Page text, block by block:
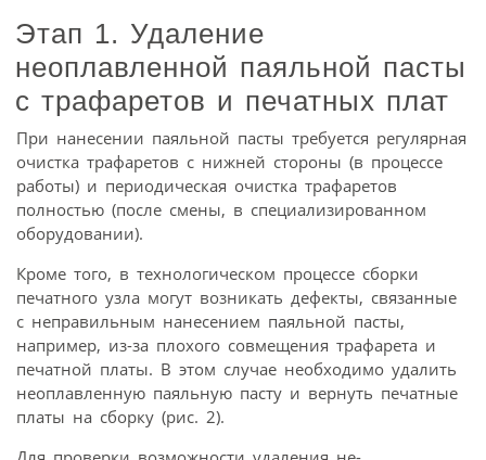
Этап 1. Удаление
неоплавленной паяльной пасты
с трафаретов и печатных плат
При нанесении паяльной пасты требуется регулярная
очистка трафаретов с нижней стороны (в процессе
работы) и периодическая очистка трафаретов
полностью (после смены, в специализированном
оборудовании).
Кроме того, в технологическом процессе сборки
печатного узла могут возникать дефекты, связанные
с неправильным нанесением паяльной пасты,
например, из-за плохого совмещения трафарета и
печатной платы. В этом случае необходимо удалить
неоплавленную паяльную пасту и вернуть печатные
платы на сборку (рис. 2).